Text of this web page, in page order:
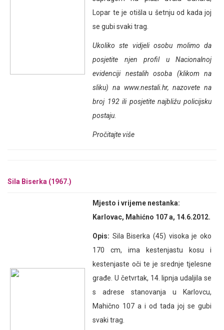
Lopar te je otišla u šetnju od kada joj
se gubi svaki trag.
Ukoliko ste vidjeli osobu molimo da
posjetite njen profil u Nacionalnoj
evidenciji nestalih osoba (klikom na
sliku) na www.nestali.hr, nazovete na
broj 192 ili posjetite najbližu policijsku
postaju.
Pročitajte više
Sila Biserka (1967.)
Mjesto i vrijeme nestanka:
Karlovac, Mahićno 107 a, 14.6.2012.
Opis: Sila Biserka (45) visoka je oko
170 cm, ima kestenjastu kosu i
kestenjaste oči te je srednje tjelesne
građe. U četvrtak, 14. lipnja udaljila se
s adrese stanovanja u Karlovcu,
Mahično 107 a i od tada joj se gubi
svaki trag.